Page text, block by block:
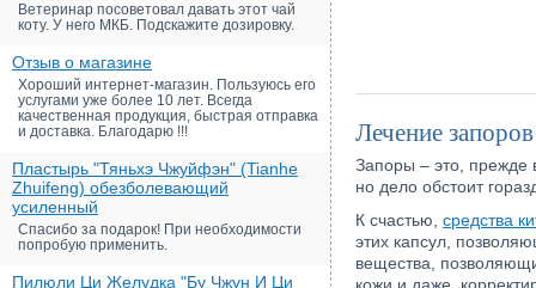
Ветеринар посоветовал давать этот чай
коту. У него МКБ. Подскажите дозировку.
Отзыв о магазине
Хороший интернет-магазин. Пользуюсь его
услугами уже более 10 лет. Всегда
качественная продукция, быстрая отправка
и доставка. Благодарю !!!
Пластырь "Тяньхэ Чжуйфэн" (Tianhe
Zhuifeng) обезболевающий
усиленный
Спасибо за подарок! При необходимости
попробую применить.
Пилюли Ци Желудка "Бу Чжун И Ци
Лечение запоров
Запоры – это, прежде
но дело обстоит
К счастью, средства
этих капсул,
вещества,